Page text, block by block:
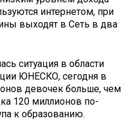
интернетом, при
выходят в Сеть в два
ситуация в области
ЮНЕСКО, сегодня в
девочек больше, чем
120 миллионов по-
к образованию.